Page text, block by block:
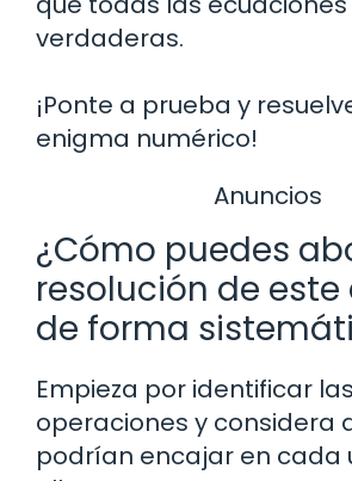
verdaderas.
¡Ponte a prueba y
enigma numérico!
Anuncios
¿Cómo puedes
resolución de
de forma
Empieza por identificar las
operaciones y considera
podrían encajar en cada